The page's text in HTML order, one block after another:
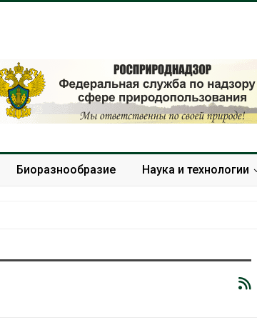
Биоразнообразие Наука и технологии
Панамский канал вновь
ограничивает загрузку